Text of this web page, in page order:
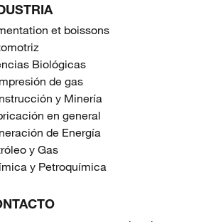
et boissons
Biológicas
de gas
y Minería
en general
de Energía
y Gas
y Petroquímica